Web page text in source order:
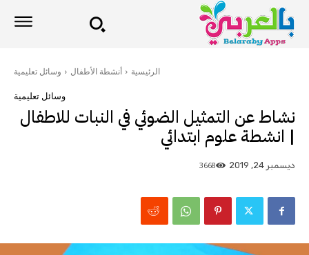
الرئيسية أنشطة الأطفال وسائل تعليمية
وسائل تعليمية
نشاط عن التمثيل الضوئي في النبات للاطفال
| انشطة علوم ابتدائي
ديسمبر 24, 2019 3668